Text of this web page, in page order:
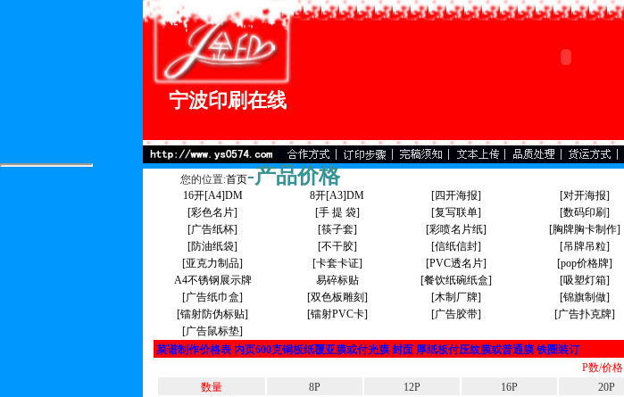
宁波印刷在线
您的位置:首页-产品价格
16开[A4]DM 8开[A3]DM [四开海报] [对开海报]
[彩色名片]
[手 提 袋] [复写联单] [数码印刷]
[广告纸杯]
[筷子套] [彩喷名片纸] [胸牌胸卡制作]
[防油纸袋]
[不干胶] [信纸信封] [吊牌吊粒]
[亚克力制品]
[卡套卡证] [PVC透名片] [pop价格牌]
A4不锈钢展示牌
易碎标贴 [餐饮纸碗纸盒] [吸塑灯箱]
[广告纸巾盒]
[双色板雕刻] [木制厂牌] [锦旗制做]
[镭射防伪标贴]
[镭射PVC卡] [广告胶带] [广告扑克牌]
[广告鼠标垫]
菜谱制作价格表 内页600克铜板纸覆亚膜或付光膜 封面 厚纸板付压纹膜或普通膜 铁圈装订
P数/价格
数量
8P 12P 16P 20P